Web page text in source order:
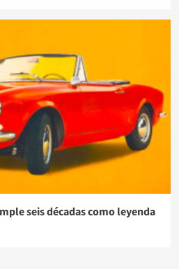
seis décadas como leyenda